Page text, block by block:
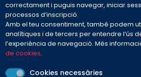
correctament i puguis navegar, iniciar
processos d’inscripció.
Amb el teu consentiment, també podem
analítiques i de tercers per entendre l’ús
l’experiència de navegació. Més
de cookies.
Cookies necessàries
Preguntes freqüents
Envia'ns el teu missatge